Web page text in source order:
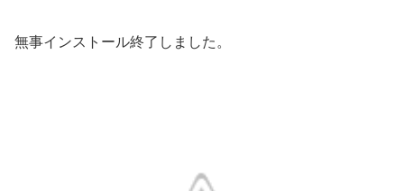
無事インストール終了しました。